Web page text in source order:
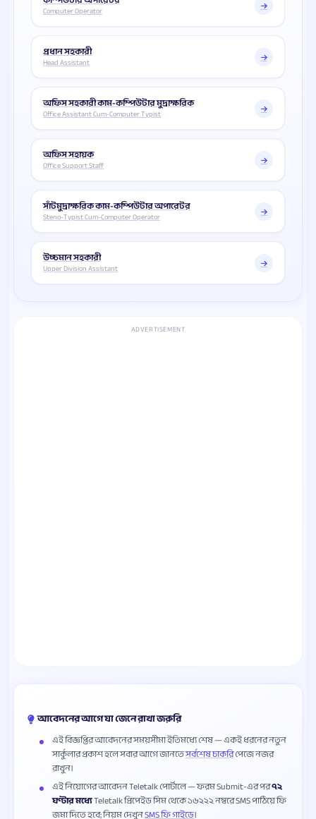
Computer Operator
প্রধান সহকারী
Head Assistant
অফিস সহকারী কাম-কম্পিউটার মুদ্রাক্ষরিক
Office Assistant Cum-Computer Typist
অফিস সহায়ক
Office Support Staff
সাঁটমুদ্রাক্ষরিক কাম-কম্পিউটার অপারেটর
Steno-Typist Cum-Computer Operator
উচ্চমান সহকারী
Upper Division Assistant
ADVERTISEMENT
আবেদনের আগে যা জেনে রাখা জরুরি
এই বিজ্ঞপ্তির আবেদনের সময়সীমা ইতিমধ্যে শেষ — একই ধরনের নতুন
সার্কুলার প্রকাশ হলে সবার আগে জানতেসর্বশেষ চাকরিপেজে নজর
রাখুন।
এই নিয়োগের আবেদন Teletalk পোর্টালে — ফরম Submit-এর পর৭২
ঘণ্টার মধ্যেTeletalk প্রিপেইড সিম থেকে ১৬২২২ নম্বরে SMS পাঠিয়ে ফি
জমা দিতে হবে; নিয়ম দেখুনSMS ফি গাইডে।